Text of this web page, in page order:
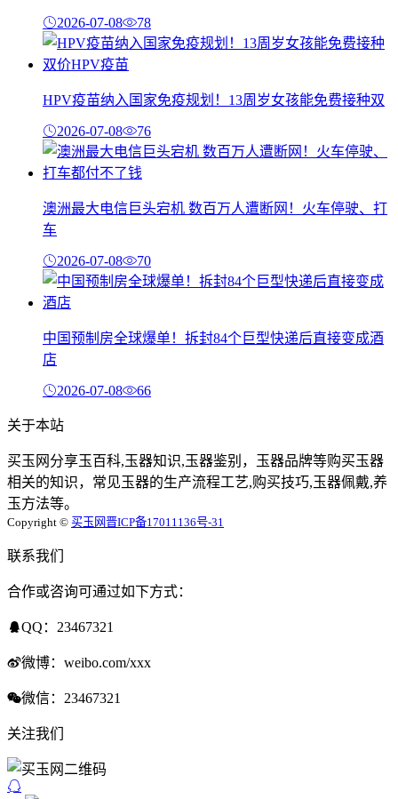
2026-07-08 78
HPV疫苗纳入国家免疫规划！13周岁女孩能免费接种双
2026-07-08 76
澳洲最大电信巨头宕机 数百万人遭断网！火车停驶、打
车
2026-07-08 70
中国预制房全球爆单！拆封84个巨型快递后直接变成酒
店
2026-07-08 66
关于本站
买玉网分享玉百科,玉器知识,玉器鉴别，玉器品牌等购买玉器
相关的知识，常见玉器的生产流程工艺,购买技巧,玉器佩戴,养
玉方法等。
Copyright © 买玉网晋ICP备17011136号-31
联系我们
合作或咨询可通过如下方式：
QQ：23467321
微博：weibo.com/xxx
微信：23467321
关注我们